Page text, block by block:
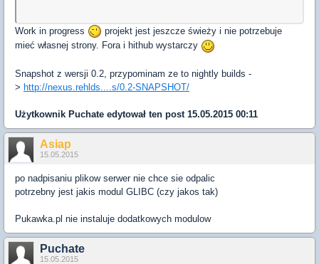
Work in progress
projekt jest jeszcze świeży i nie potrzebuje
mieć własnej strony. Fora i hithub wystarczy
Snapshot z wersji 0.2, przypominam ze to nightly builds -
> http://nexus.rehlds....s/0.2-SNAPSHOT/
Użytkownik Puchate edytował ten post 15.05.2015 00:11
Asiap
15.05.2015
po nadpisaniu plikow serwer nie chce sie odpalic
potrzebny jest jakis modul GLIBC (czy jakos tak)
Pukawka.pl nie instaluje dodatkowych modulow
Puchate
15.05.2015